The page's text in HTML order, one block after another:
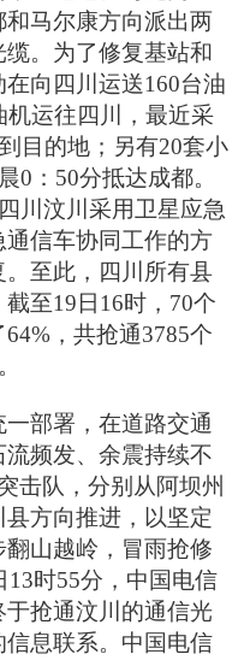
马尔康方向派出两
。为了修复基站和
向四川运送160台油
运往四川，最近采
目的地；另有20套小
0：50分抵达成都。
川汶川采用卫星应急
信车协同工作的方
至此，四川所有县
至19日16时，70个
，共抢通3785个
部署，在道路交通
频发、余震持续不
击队，分别从阿坝州
方向推进，以坚定
山越岭，冒雨抢修
13时55分，中国电信
抢通汶川的通信光
息联系。中国电信